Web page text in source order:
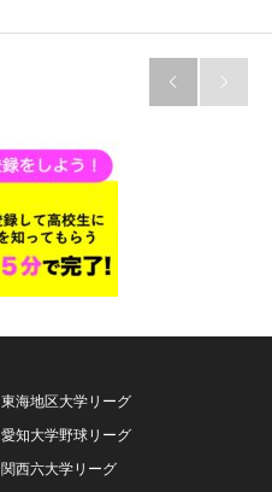
 
東海地区大学リーグ
愛知大学野球リーグ
関西六大学リーグ